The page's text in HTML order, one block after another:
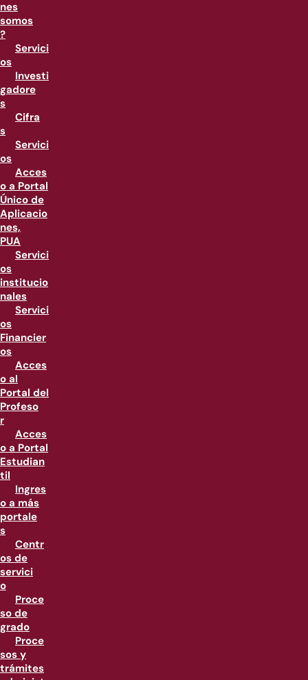
nes
somos
?
Servici
os
Investi
gadore
s
Cifra
s
Servici
os
Acces
o a Portal
Único de
Aplicacio
nes,
PUA
Servici
os
institucio
nales
Servici
os
Financier
os
Acces
o al
Portal del
Profeso
r
Acces
o a Portal
Estudian
til
Ingres
o a más
portale
s
Centr
os de
servici
o
Proce
so de
grado
Proce
sos y
trámites